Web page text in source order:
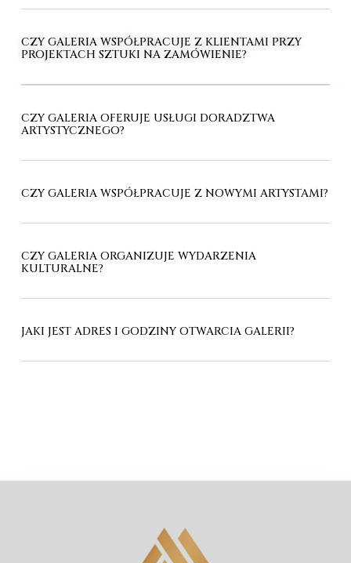
CZY GALERIA WSPÓŁPRACUJE Z KLIENTAMI PRZY
PROJEKTACH SZTUKI NA ZAMÓWIENIE?
CZY GALERIA OFERUJE USŁUGI DORADZTWA
ARTYSTYCZNEGO?
CZY GALERIA WSPÓŁPRACUJE Z NOWYMI ARTYSTAMI?
CZY GALERIA ORGANIZUJE WYDARZENIA
KULTURALNE?
JAKI JEST ADRES I GODZINY OTWARCIA GALERII?